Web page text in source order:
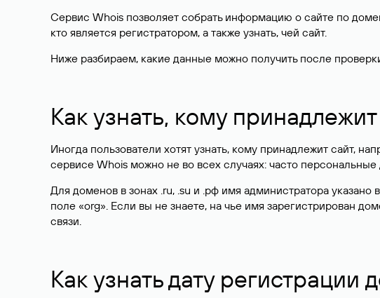
Сервис Whois позволяет собрать информацию о сайте по
кто является регистратором, а также узнать, чей сайт.
Ниже разбираем, какие данные можно получить после
Как узнать, кому
Иногда пользователи хотят узнать, кому принадлежит сайт,
сервисе Whois можно не во всех случаях: часто
Для доменов в зонах .ru, .su и .рф имя администратора
поле «org». Если вы не знаете, на чье имя зарегистрирован
связи.
Как узнать дату регистрации